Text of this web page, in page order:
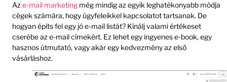
Az e-mail marketing még mindig az egyik leghatékonyabb módja
cégek számára, hogy ügyfeleikkel kapcsolatot tartsanak. De
hogyan építs fel egy jó e-mail listát? Kínálj valami értékeset
cserébe az e-mail címekért. Ez lehet egy ingyenes e-book, egy
hasznos útmutató, vagy akár egy kedvezmény az első
vásárláshoz.